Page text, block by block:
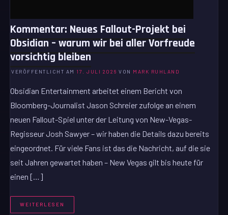
Kommentar: Neues Fallout-Projekt bei
Obsidian – warum wir bei aller Vorfreude
vorsichtig bleiben
VERÖFFENTLICHT AM 17. JULI 2026 VON MARK RUHLAND
Obsidian Entertainment arbeitet einem Bericht von
Bloomberg-Journalist Jason Schreier zufolge an einem
neuen Fallout-Spiel unter der Leitung von New-Vegas-
Regisseur Josh Sawyer – wir haben die Details dazu bereits
eingeordnet. Für viele Fans ist das die Nachricht, auf die sie
seit Jahren gewartet haben – New Vegas gilt bis heute für
einen […]
WEITERLESEN